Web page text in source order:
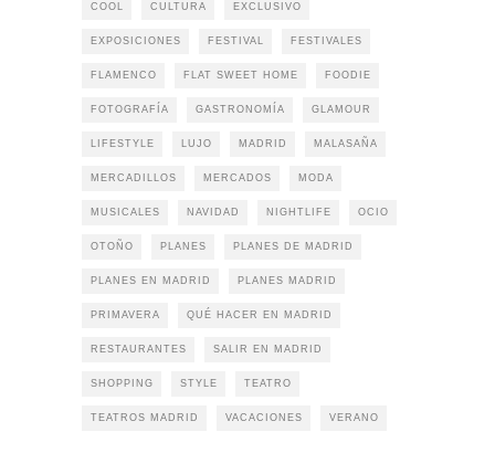
COOL CULTURA EXCLUSIVO
EXPOSICIONES FESTIVAL FESTIVALES
FLAMENCO FLAT SWEET HOME FOODIE
FOTOGRAFÍA GASTRONOMÍA GLAMOUR
LIFESTYLE LUJO MADRID MALASAÑA
MERCADILLOS MERCADOS MODA
MUSICALES NAVIDAD NIGHTLIFE OCIO
OTOÑO PLANES PLANES DE MADRID
PLANES EN MADRID PLANES MADRID
PRIMAVERA QUÉ HACER EN MADRID
RESTAURANTES SALIR EN MADRID
SHOPPING STYLE TEATRO
TEATROS MADRID VACACIONES VERANO